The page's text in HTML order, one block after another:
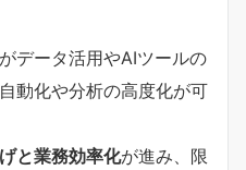
データ活用やAIツールの
動化や分析の高度化が可
と業務効率化が進み、限